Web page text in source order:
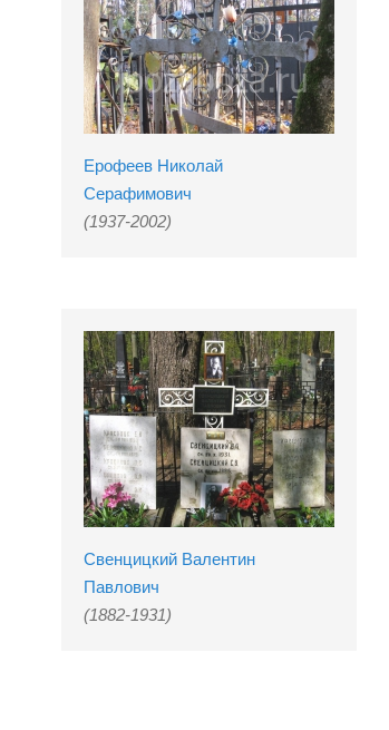
Ерофеев Николай
Серафимович
(1937-2002)
Свенцицкий Валентин
Павлович
(1882-1931)